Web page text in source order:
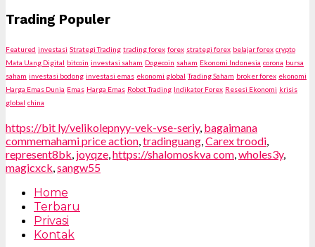
Trading Populer
Featured investasi Strategi Trading trading forex forex strategi forex belajar forex crypto
Mata Uang Digital bitcoin investasi saham Dogecoin saham Ekonomi Indonesia corona bursa
saham investasi bodong investasi emas ekonomi global Trading Saham broker forex ekonomi
Harga Emas Dunia Emas Harga Emas Robot Trading Indikator Forex Resesi Ekonomi krisis
global china
https://bit ly/velikolepnyy-vek-vse-seriy, bagaimana
commemahami price action tradinguang Carex troodi
represent8bk joyqze https://shalomoskva com wholes3y,
magicxck sangw55
Home
Terbaru
Privasi
Kontak